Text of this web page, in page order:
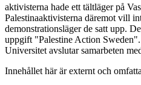
aktivisterna hade ett tältläger på
Palestinaaktivisterna däremot vill
demonstrationsläger de satt upp.
uppgift "Palestine Action
Universitet avslutar samarbeten
Innehållet här är externt och